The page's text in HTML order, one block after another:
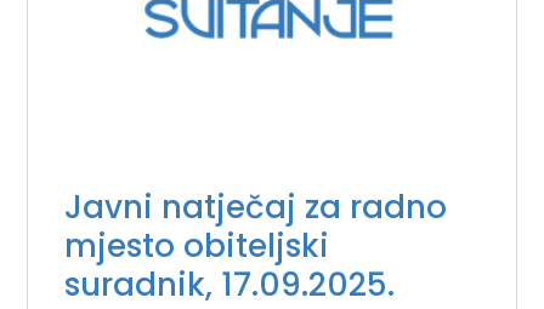
Javni natječaj za radno
mjesto obiteljski
suradnik, 17.09.2025.